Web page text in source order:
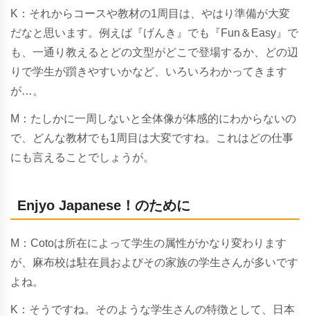
K：それからコースや教材の1周目は、やはり準備が大変
だなと思います。例えば『げんき』でも『Fun＆Easy 』で
も、一通り教えるとどの文型がどこで登場するか、どの辺
りで学生が躓きやすいかなど、いろいろわかってきます
が…。
M：たしかに一周しないと全体像が体感的にわからないの
で、どんな教材でも1周目は大変ですね。これはどの仕事
にも言えることでしょうが。
Enjyo Japanese！のために
M：Cotoは所在によって学生の属性がかなり変わります
が、麻布校は駐在員およびその家族の学生さんが多いです
よね。
K：そうですね。そのような学生さんの特徴として、日本